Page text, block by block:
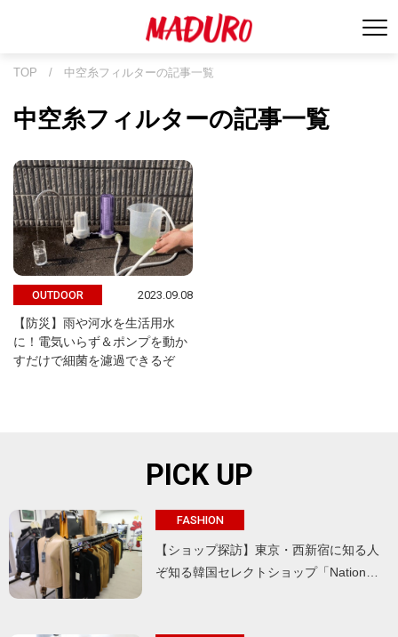
TOP / 中空糸フィルターの記事一覧
中空糸フィルターの記事一覧
OUTDOOR 2023.09.08
【防災】雨や河水を生活用水
に！電気いらず＆ポンプを動か
すだけで細菌を濾過できるぞ
PICK UP
FASHION
【ショップ探訪】東京・西新宿に知る人
ぞ知る韓国セレクトショップ「Nation…